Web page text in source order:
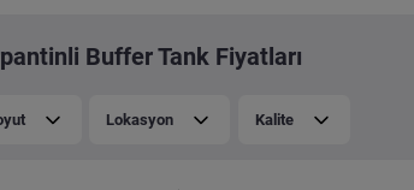
Buffer Tank Fiyatları
Lokasyon Kalite